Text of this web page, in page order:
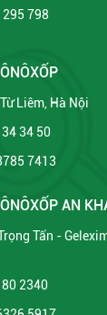
295 798
Liêm, Hà Nội
34 50
7413
AN
Tấn -
2340